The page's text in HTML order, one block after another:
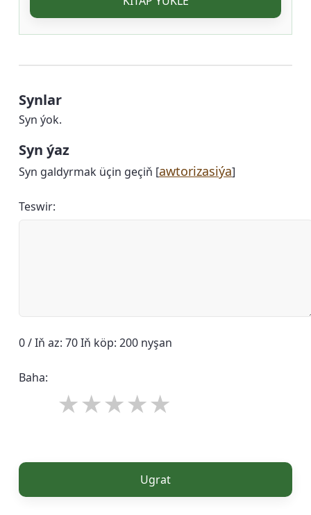
Synlar
Syn ýok.
Syn ýaz
Syn galdyrmak üçin geçiň [awtorizasiýa]
Teswir:
0 / Iň az: 70 Iň köp: 200 nyşan
Baha:
Ugrat